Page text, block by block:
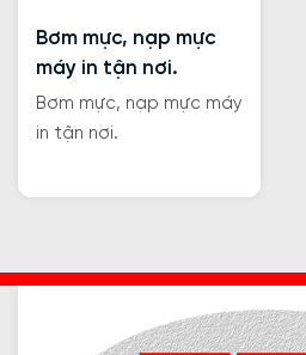
Bơm mực, nạp mực
máy in tận nơi.
Bơm mực, nạp mực máy
in tận nơi.